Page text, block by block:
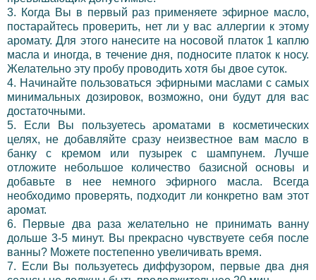
3. Когда Вы в первый раз применяете эфирное масло,
постарайтесь проверить, нет ли у вас аллергии к этому
аромату. Для этого нанесите на носовой платок 1 каплю
масла и иногда, в течение дня, подносите платок к носу.
Желательно эту пробу проводить хотя бы двое суток.
4. Начинайте пользоваться эфирными маслами с самых
минимальных дозировок, возможно, они будут для вас
достаточными.
5. Если Вы пользуетесь ароматами в косметических
целях, не добавляйте сразу неизвестное вам масло в
банку с кремом или пузырек с шампунем. Лучше
отложите небольшое количество базисной основы и
добавьте в нее немного эфирного масла. Всегда
необходимо проверять, подходит ли конкретно вам этот
аромат.
6. Первые два раза желательно не принимать ванну
дольше 3-5 минут. Вы прекрасно чувствуете себя после
ванны? Можете постепенно увеличивать время.
7. Если Вы пользуетесь диффузором, первые два дня